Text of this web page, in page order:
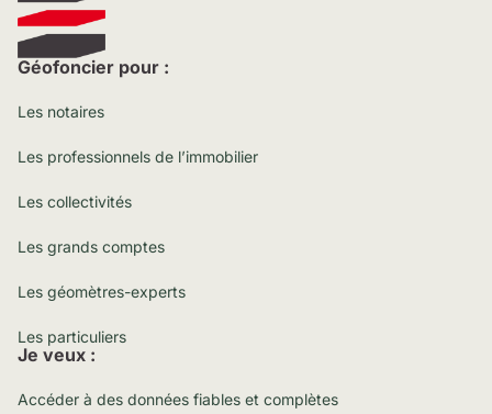
Géofoncier pour :
Les notaires
Les professionnels de l’immobilier
Les collectivités
Les grands comptes
Les géomètres-experts
Les particuliers
Je veux :
Accéder à des données fiables et complètes